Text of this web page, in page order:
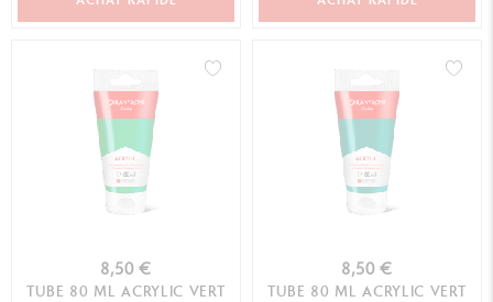
8,50 €
TUBE 80 ML ACRYLIC VERT
8,50 €
TUBE 80 ML ACRYLIC VERT